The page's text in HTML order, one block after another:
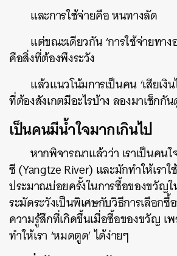
และการใช้จ่ายคือ หนทางลัด
แต่ขณะเดียวกัน ‘การใช้จ่ายทา
คือสิ่งที่ต้องพึงระวัง
แล้วแนวโน้มการเป็นคน ‘เสียเงิ
ที่ต้องสังเกตมีอะไรบ้าง ลองมาเช็กกั
เป็นคนมีน้ำใจมากเกินไป
หากพิจารณาแล้วว่า เราเป็นคน
ซี (Yangtze River) และมักทำให้เราใ
ประมาณบ่อยครั้งในการซื้อของขวัญ
ระมัดระวังเป็นพิเศษกับวิธีการเลือก
ความรู้สึกที่เกิดขึ้นเมื่อซื้อของขวัญ เพ
ทำให้เรา ‘หมดตูด’ ได้ง่ายๆ